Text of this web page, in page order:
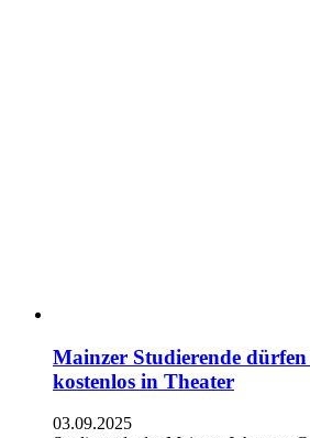
Mainzer Studierende
kostenlos in Theater
03.09.2025